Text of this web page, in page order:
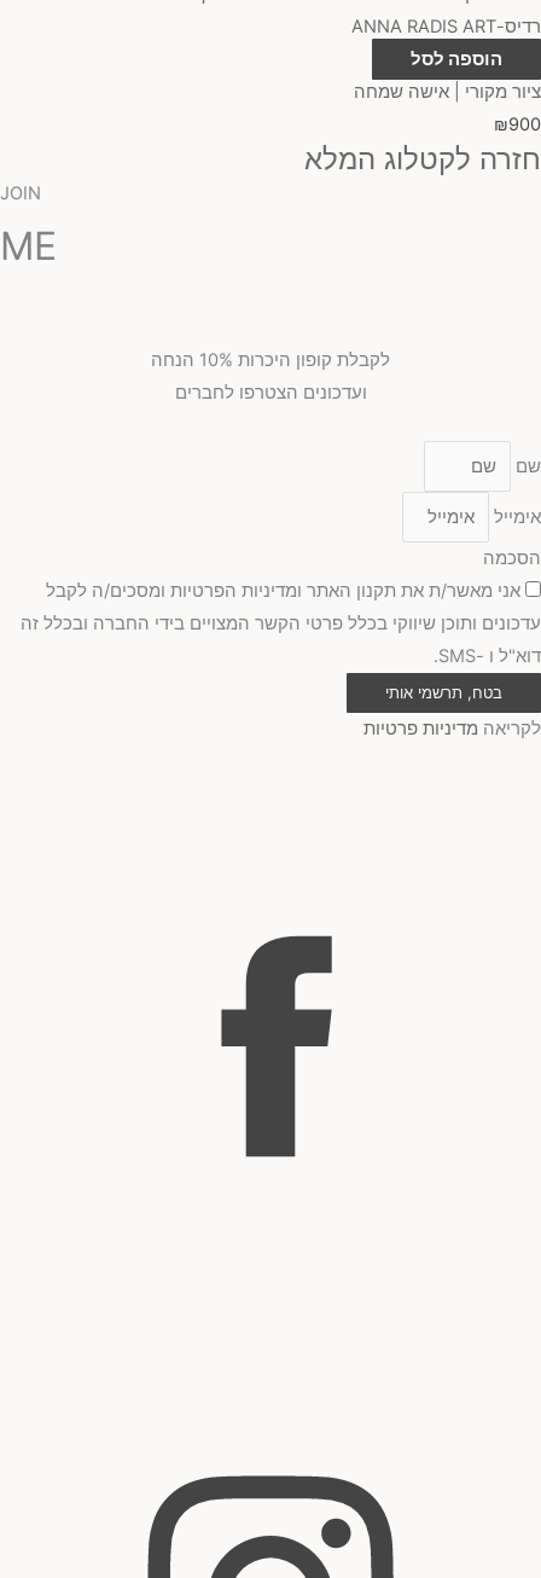
הוספה לסל
ציור מקורי | אישה שמחה
₪900
חזרה לקטלוג המלא
JOIN
ME
לקבלת קופון היכרות 10% הנחה
ועדכונים הצטרפו לחברים
שם
אימייל
הסכמה
אני מאשר/ת את תקנון האתר ומדיניות הפרטיות ומסכים/ה לקבל
עדכונים ותוכן שיווקי בכלל פרטי הקשר המצויים בידי החברה ובכלל זה
דוא"ל ו -SMS.
בטח, תרשמי אותי
לקריאה מדיניות פרטיות